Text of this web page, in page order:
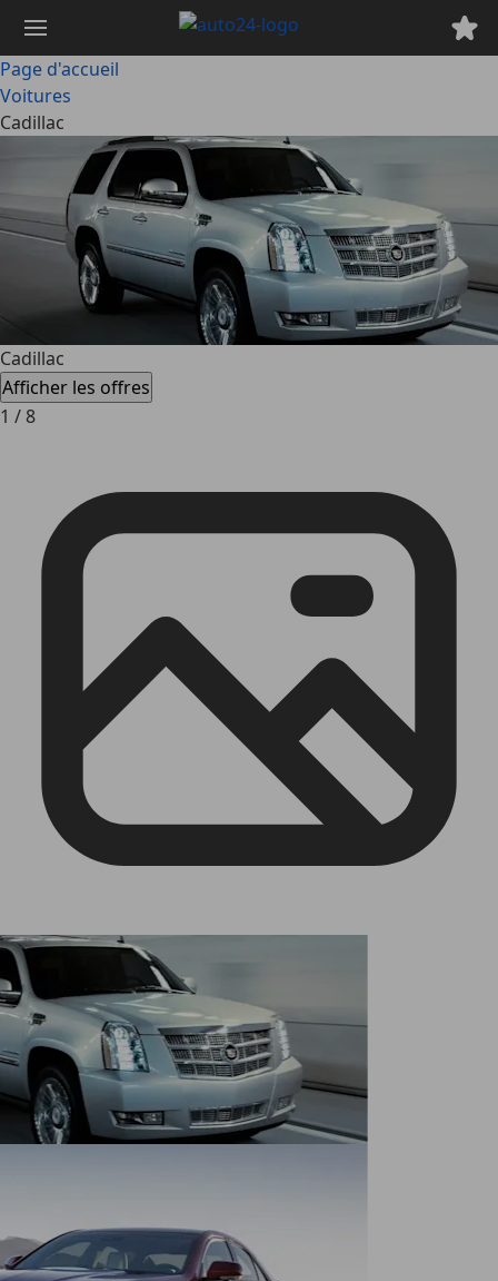
contenu
principal
Page d'accueil
Voitures
Cadillac
Cadillac
Afficher les offres
1 / 8